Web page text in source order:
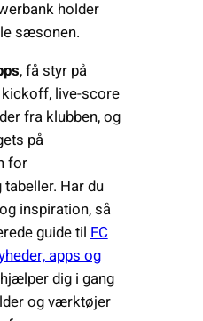
holder
sæsonen.
, få styr på
live-score
fra klubben, og
på
for
Har du
inspiration, så
guide til FC
apps og
dig i gang
og værktøjer